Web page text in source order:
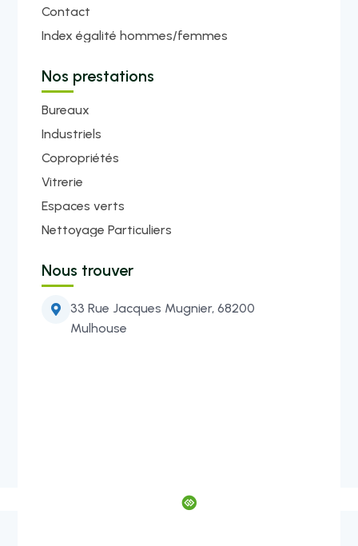
Contact
Index égalité hommes/femmes
Nos prestations
Bureaux
Industriels
Copropriétés
Vitrerie
Espaces verts
Nettoyage Particuliers
Nous trouver

33 Rue Jacques Mugnier, 68200
Mulhouse
